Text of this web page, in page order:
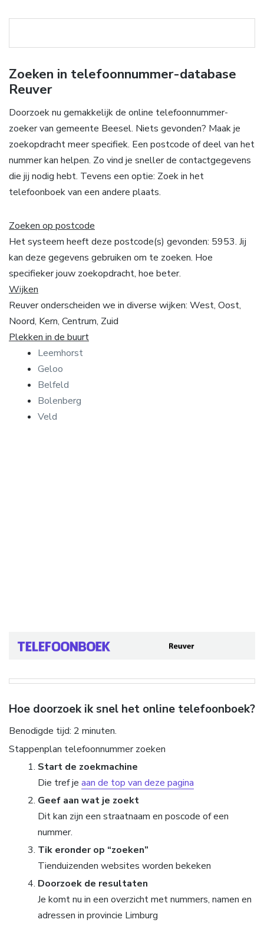
Zoeken in telefoonnummer-database
Reuver
Doorzoek nu gemakkelijk de online telefoonnummer-
zoeker van gemeente Beesel. Niets gevonden? Maak je
zoekopdracht meer specifiek. Een postcode of deel van het
nummer kan helpen. Zo vind je sneller de contactgegevens
die jij nodig hebt. Tevens een optie: Zoek in het
telefoonboek van een andere plaats.
Zoeken op postcode
Het systeem heeft deze postcode(s) gevonden: 5953. Jij
kan deze gegevens gebruiken om te zoeken. Hoe
specifieker jouw zoekopdracht, hoe beter.
Wijken
Reuver onderscheiden we in diverse wijken: West, Oost,
Noord, Kern, Centrum, Zuid
Plekken in de buurt
Leemhorst
Geloo
Belfeld
Bolenberg
Veld
Hoe doorzoek ik snel het online telefoonboek?
Benodigde tijd: 2 minuten.
Stappenplan telefoonnummer zoeken
Start de zoekmachine
Die tref je aan de top van deze pagina
Geef aan wat je zoekt
Dit kan zijn een straatnaam en poscode of een
nummer.
Tik eronder op “zoeken”
Tienduizenden websites worden bekeken
Doorzoek de resultaten
Je komt nu in een overzicht met nummers, namen en
adressen in provincie Limburg